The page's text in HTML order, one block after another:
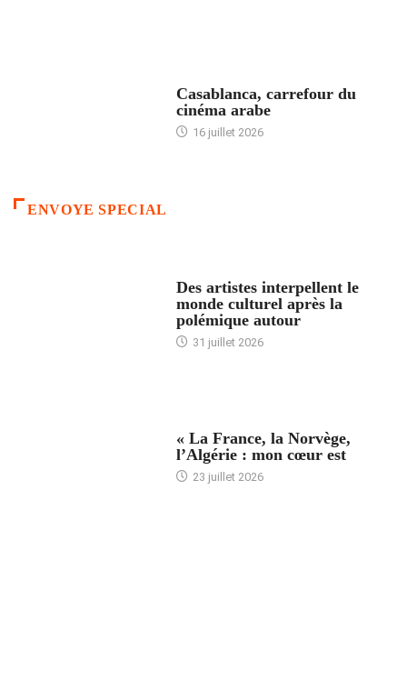
Casablanca, carrefour du
cinéma arabe
16 juillet 2026
ENVOYE SPECIAL
Des artistes interpellent le
monde culturel après la
polémique autour
31 juillet 2026
« La France, la Norvège,
l’Algérie : mon cœur est
23 juillet 2026